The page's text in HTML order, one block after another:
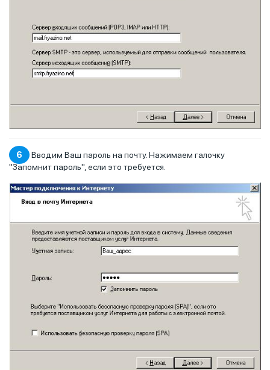
6
Вводим Ваш пароль на почту. Нажимаем галочку
"Запомнит пароль", если это требуется.